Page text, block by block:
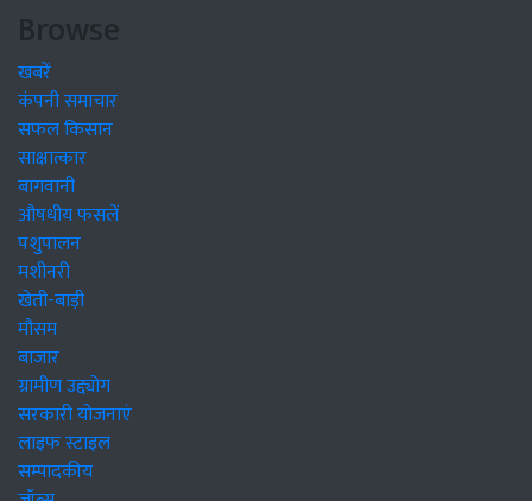
Browse
खबरें
कंपनी समाचार
सफल किसान
साक्षात्कार
बागवानी
औषधीय फसलें
पशुपालन
मशीनरी
खेती-बाड़ी
मौसम
बाजार
ग्रामीण उद्द्योग
सरकारी योजनाएं
लाइफ स्टाइल
सम्पादकीय